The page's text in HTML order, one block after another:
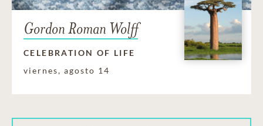
Gordon Roman Wolff
CELEBRATION OF LIFE
viernes, agosto 14